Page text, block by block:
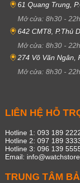
61 Quang Trung,
Mở cửa: 8h30 -
642 CMT8, P.Thủ
Mở cửa: 8h30 -
274 Võ Văn Ngân,
Mở cửa: 8h30 -
LIÊN HỆ HỖ
Hotline 1: 093 189
Hotline 2: 097 189
Hotline 3: 096 139
Email:
TRUNG TÂM